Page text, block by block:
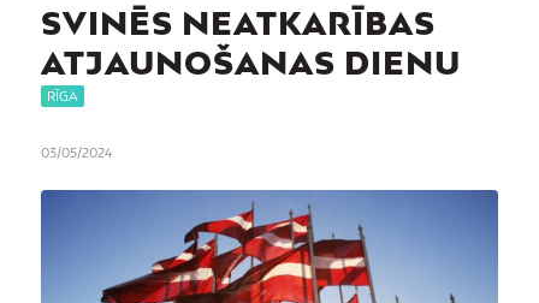
SVINĒS NEATKARĪBAS
ATJAUNOŠANAS DIENU
RĪGA
03/05/2024